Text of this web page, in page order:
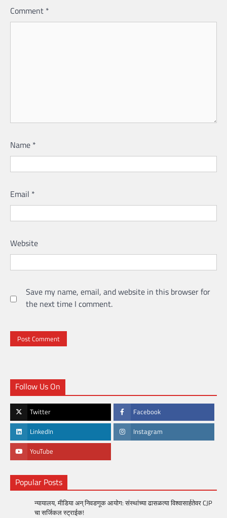
Comment *
Name *
Email *
Website
Save my name, email, and website in this browser for
the next time I comment.
Follow Us On
Twitter Facebook
LinkedIn Instagram
YouTube
Popular Posts
न्यायालय, मीडिया अन् निवडणूक आयोग: संस्थांच्या ढासळत्या विश्वासार्हतेवर CJP
चा सर्जिकल स्ट्राईक!